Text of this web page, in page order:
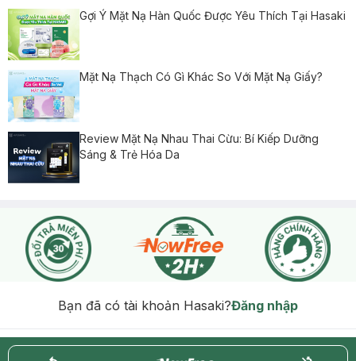
Gợi Ý Mặt Nạ Hàn Quốc Được Yêu Thích Tại Hasaki
Mặt Nạ Thạch Có Gì Khác So Với Mặt Nạ Giấy?
Review Mặt Nạ Nhau Thai Cừu: Bí Kiếp Dưỡng
Sáng & Trẻ Hóa Da
Bạn đã có tài khoản Hasaki?Đăng nhập